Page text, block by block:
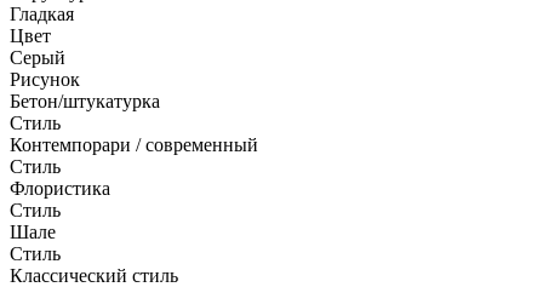
Гладкая
Цвет
Серый
Рисунок
Бетон/штукатурка
Стиль
Контемпорари / современный
Стиль
Флористика
Стиль
Шале
Стиль
Классический стиль